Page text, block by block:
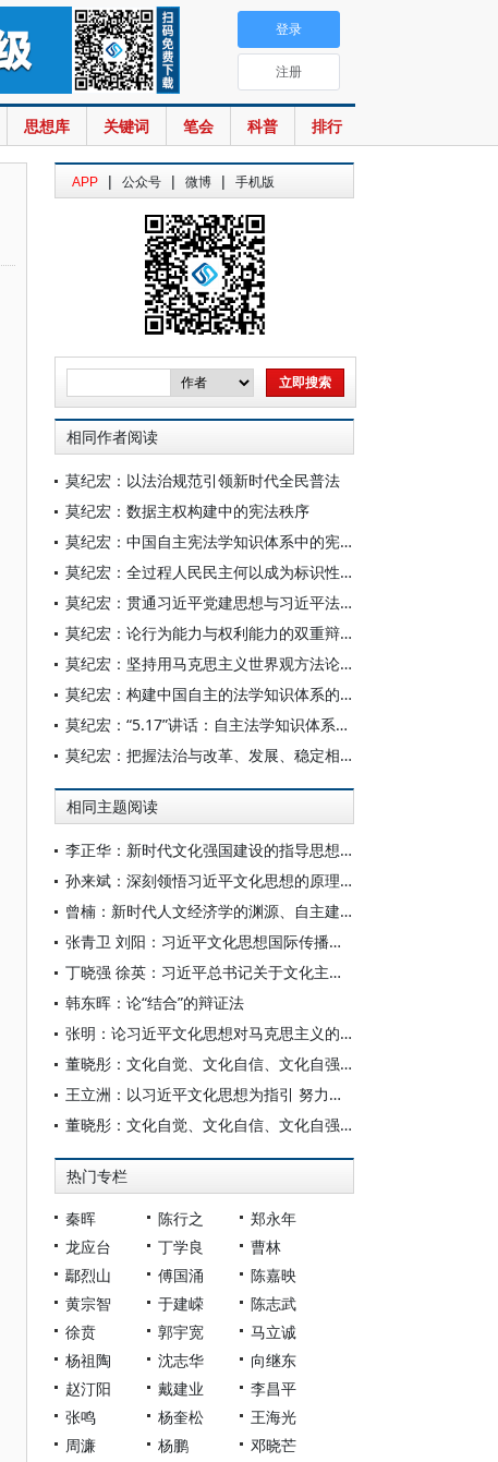
思想库 关键词 笔会 科普 排行
登录
注册
APP | 公众号 | 微博 | 手机版
相同作者阅读
莫纪宏：以法治规范引领新时代全民普法
莫纪宏：数据主权构建中的宪法秩序
莫纪宏：中国自主宪法学知识体系中的宪法实施误差值评价
莫纪宏：全过程人民民主何以成为标识性概念
莫纪宏：贯通习近平党建思想与习近平法治思想 筑牢坚持依法治国和依规治党有机统一的理论根基
莫纪宏：论行为能力与权利能力的双重辩证关系
莫纪宏：坚持用马克思主义世界观方法论构建中国法学自主知识体系
莫纪宏：构建中国自主的法学知识体系的“自主性”特征考察
莫纪宏：“5.17”讲话：自主法学知识体系建设的精神旗帜与方向指引
莫纪宏：把握法治与改革、发展、稳定相协同的内在逻辑
相同主题阅读
李正华：新时代文化强国建设的指导思想、实践成效与重大意义
孙来斌：深刻领悟习近平文化思想的原理性贡献
曾楠：新时代人文经济学的渊源、自主建构及其对西方经济学的批判超越
张青卫 刘阳：习近平文化思想国际传播的现实挑战与应对策略
丁晓强 徐英：习近平总书记关于文化主体性的重要论述的深刻内涵与原创性贡献
韩东晖：论“结合”的辩证法
张明：论习近平文化思想对马克思主义的原理性贡献
董晓彤：文化自觉、文化自信、文化自强——理解习近平文化思想的三重视角
王立洲：以习近平文化思想为指引 努力发展中华文明现代形态
董晓彤：文化自觉、文化自信、文化自强：理解习近平文化思想的三重视角
热门专栏
秦晖 陈行之
郑永年
龙应台
丁学良
曹林
鄢烈山
傅国涌
陈嘉映
黄宗智
于建嵘
陈志武
徐贲
郭宇宽
马立诚
杨祖陶
沈志华
向继东
赵汀阳
戴建业
李昌平
张鸣
杨奎松
王海光
周濂
杨鹏
邓晓芒